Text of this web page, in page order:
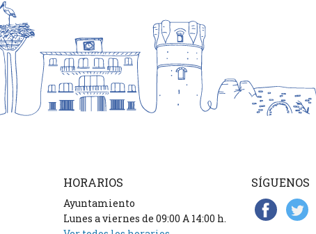
HORARIOS
Ayuntamiento
Lunes a viernes de 09:00 A 14:00 h.
SÍGUENOS